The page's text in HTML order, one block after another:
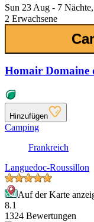
Sun 23 Aug - 7 Nächte,
2 Erwachsene
Homair Domaine
Hinzufügen
Camping
Frankreich
Languedoc-Roussillon
Auf der Karte
8.1
1324 Bewertungen